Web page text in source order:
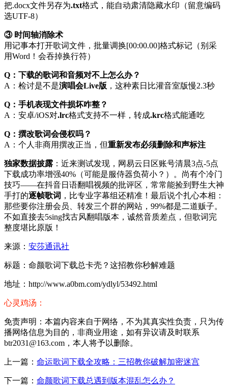
把.docx文件另存为.txt格式，能自动肃清隐藏水印（留意编码
选UTF-8）
③ 时间轴消除术
用记事本打开歌词文件，批量调换[00:00.00]格式标记（别采
用Word！会吞掉换行符）
Q：下载的歌词和音频对不上怎么办？
A：检讨是不是演唱会Live版 ，这种素日比灌音室版慢2.3秒
Q：手机表现文件损坏咋整？
A：安卓/iOS对.lrc格式支持不一样，转成.krc格式能通吃
Q：撰改歌词会侵权吗？
A：个人非商用撰改正当，但重新发布必须删除和声标注
独家数据披露 ：近来测试发现，网易云日区账号清晨3点-5点
下载成功率增强40%（可能是服侍器负荷小？）。尚有个冷门
技巧——在抖音日语翻唱视频的批评区，常常能捡到野生大神
手打的逐帧歌词 ，比专业字幕组还精准！最后说个扎心本相：
那些要你注册会员、转发三个群的网站，99%都是二道贩子。
不如直接去5sing找古风翻唱版本，诚然音质差点，但歌词完
整度堪比原版！
来源： 安莎通讯社
标题：命颜歌词下载总卡壳？这招教你秒解难题
地址：http://www.a0bm.com/ydlyl/53492.html
心灵鸡汤：
免责声明：本篇内容来自于网络，不为其真实性负责，只为传
播网络信息为目的，非商业用途，如有异议请及时联系
btr2031@163.com，本人将予以删除。
上一篇： 命运歌词下载全攻略：三招教你破解加密迷宫
下一篇： 命颜歌词下载总遇到版本混乱怎么办？